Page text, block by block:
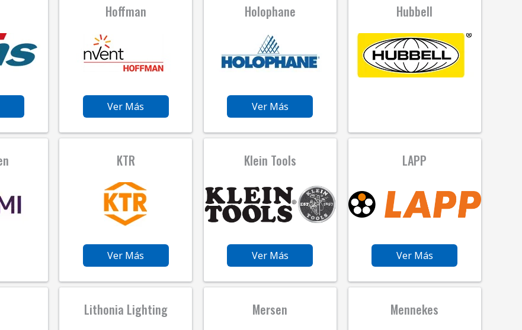
Hoffman
Ver Más
Holophane
Ver Más
Hubbell
KTR
Ver Más
Klein Tools
Ver Más
LAPP
Ver Más
Lithonia Lighting Mersen Mennekes